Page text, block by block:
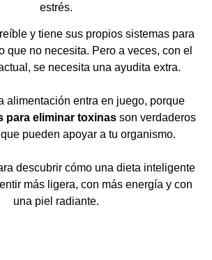
estrés.
y tiene sus propios sistemas para
que no necesita. Pero a veces, con el
se necesita una ayudita extra.
alimentación entra en juego, porque
para eliminar toxinasson verdaderos
pueden apoyar a tu organismo.
descubrir cómo una dieta inteligente
más ligera, con más energía y con
una piel radiante.